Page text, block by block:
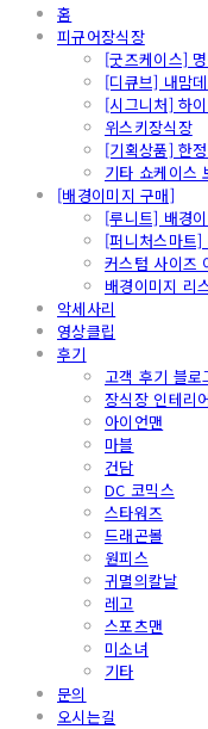
홈
피규어장식장
[굿즈케이스]
[디큐브] 내맘
[시그니처] 하
위스키장식장
[기획상품] 한
기타 쇼케이스
[배경이미지 구매]
[루니트] 배경
[퍼니처스마트]
커스텀 사이즈
배경이미지 리
악세사리
영상클립
후기
고객 후기 블로
장식장 인테리
아이언맨
마블
건담
DC 코믹스
스타워즈
드래곤볼
원피스
귀멸의칼날
레고
스포츠맨
미소녀
기타
문의
오시는길